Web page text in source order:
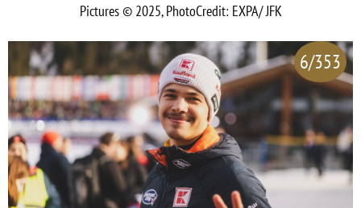
Pictures © 2025, PhotoCredit: EXPA/ JFK
6/353